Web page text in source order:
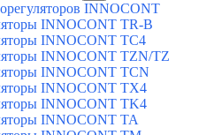
INNOCONT
INNOCONT TR-B
INNOCONT TC4
INNOCONT TZN/TZ
INNOCONT TCN
INNOCONT TX4
INNOCONT TK4
INNOCONT TA